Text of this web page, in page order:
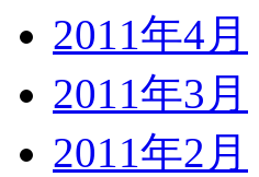
2011年4月
2011年3月
2011年2月